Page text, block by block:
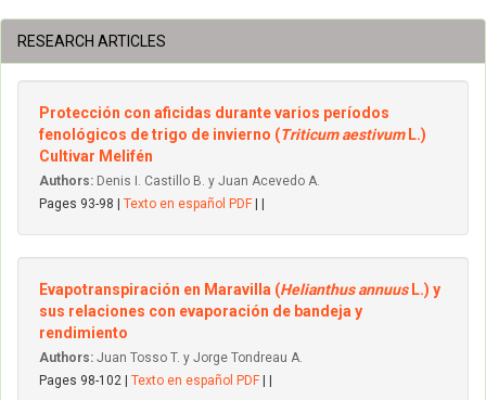
RESEARCH ARTICLES
Protección con aficidas durante varios períodos
fenológicos de trigo de invierno (Triticum aestivum L.)
Cultivar Melifén
Authors: Denis I. Castillo B. y Juan Acevedo A.
Pages 93-98 | Texto en español PDF
Evapotranspiración en Maravilla (Helianthus annuus L.) y
sus relaciones con evaporación de bandeja y
rendimiento
Authors: Juan Tosso T. y Jorge Tondreau A.
Pages 98-102 | Texto en español PDF